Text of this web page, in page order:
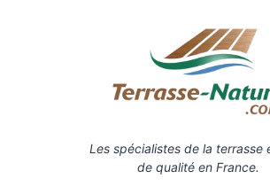
Les spécialistes de la terrasse
de qualité en France.